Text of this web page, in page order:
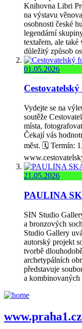
Knihovna Libri
na výstavu
osobnosti české
legendární
textařem, ale
důležitý způsob
01.05.2026
Vydejte se na
soutěže
místa,
Čekají vás
měst. 🗓️ Termín:
21.05.2026
PAULINA
SIN Studio
a bronzových
Studio Gallery
autorský projekt
tvorbě
archetypálních
představuje
a
www.praha1.cz